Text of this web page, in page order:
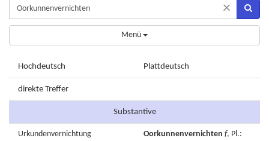
×
Menü
Hochdeutsch Plattdeutsch
direkte Treffer
Substantive
Urkundenvernichtung Oorkunnenvernichten f, Pl.: